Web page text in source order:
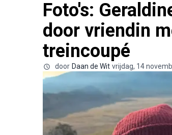
Foto's:
door vriendin
treincoupé
door Daan de Wit vrijdag, 14